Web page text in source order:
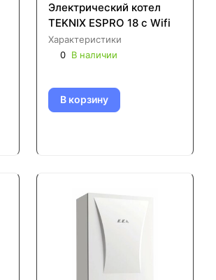
Электрический котел
TEKNIX ESPRO 18 c Wifi
Характеристики
0 В наличии
В корзину